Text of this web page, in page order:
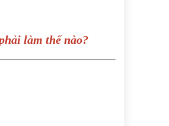
làm thế nào?